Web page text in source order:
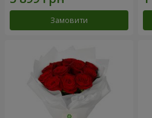
Замовити